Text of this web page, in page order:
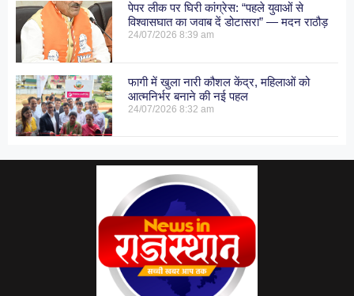
पेपर लीक पर घिरी कांग्रेस: “पहले युवाओं से
विश्वासघात का जवाब दें डोटासरा” — मदन राठौड़
24/07/20268:39 am
फागी में खुला नारी कौशल केंद्र, महिलाओं को
आत्मनिर्भर बनाने की नई पहल
24/07/20268:32 am